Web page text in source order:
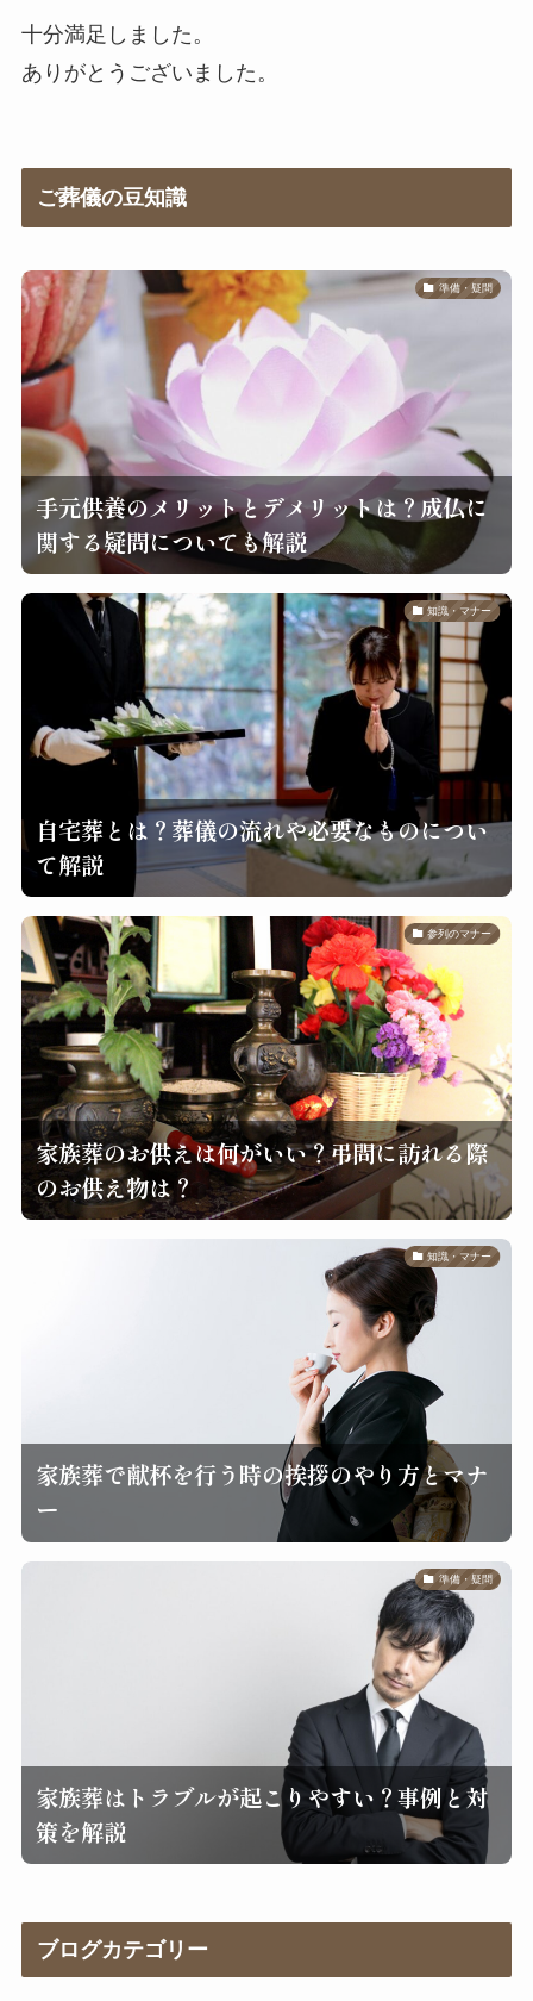
十分満足しました。
ありがとうございました。
ご葬儀の豆知識
準備・疑問
手元供養のメリットとデメリットは？成仏に
関する疑問についても解説
知識・マナー
自宅葬とは？葬儀の流れや必要なものについ
て解説
参列のマナー
家族葬のお供えは何がいい？弔問に訪れる際
のお供え物は？
知識・マナー
家族葬で献杯を行う時の挨拶のやり方とマナ
ー
準備・疑問
家族葬はトラブルが起こりやすい？事例と対
策を解説
ブログカテゴリー